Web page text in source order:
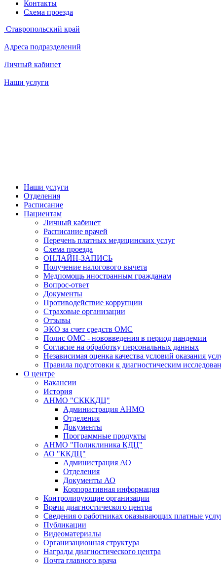
Контакты
Схема проезда
Ставропольский край
Адреса подразделений
Личный кабинет
Наши услуги
Наши услуги
Отделения
Расписание
Пациентам
Личный кабинет
Расписание врачей
Перечень платных медицинских услуг
Схема проезда
ОНЛАЙН-ЗАПИСЬ
Получение налогового вычета
Медпомощь иностранным гражданам
Вопрос-ответ
Документы
Противодействие коррупции
Страховые организации
Отзывы
ЭКО за счет средств ОМС
Полис ОМС - нововведения в период пандемии
Согласие на обработку персональных данных
Независимая оценка качества условий оказания
Правила подготовки к диагностическим
О центре
Вакансии
История
АНМО "СКККДЦ"
Администрация АНМО
Отделения
Документы
Программные продукты
АНМО "Поликлиника КДЦ"
АО "ККДЦ"
Администрация АО
Отделения
Документы АО
Корпоративная информация
Контролирующие организации
Врачи диагностического центра
Сведения о работниках оказывающих платные
Публикации
Видеоматериалы
Организационная структура
Награды диагностического центра
Почта главного врача